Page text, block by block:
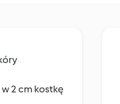
2 cm kostkę